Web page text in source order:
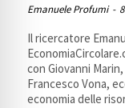
Emanuele Profumi -
Il ricercatore
con Giovanni
Francesco Vona,
economia delle